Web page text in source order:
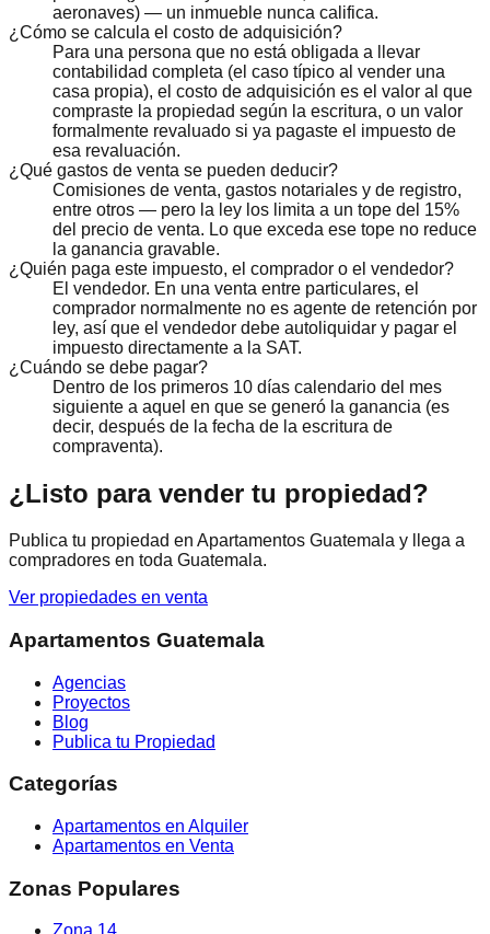
aeronaves) — un inmueble nunca califica.
¿Cómo se calcula el costo de adquisición?
Para una persona que no está obligada a llevar
contabilidad completa (el caso típico al vender una
casa propia), el costo de adquisición es el valor al que
compraste la propiedad según la escritura, o un valor
formalmente revaluado si ya pagaste el impuesto de
esa revaluación.
¿Qué gastos de venta se pueden deducir?
Comisiones de venta, gastos notariales y de registro,
entre otros — pero la ley los limita a un tope del 15%
del precio de venta. Lo que exceda ese tope no reduce
la ganancia gravable.
¿Quién paga este impuesto, el comprador o el vendedor?
El vendedor. En una venta entre particulares, el
comprador normalmente no es agente de retención por
ley, así que el vendedor debe autoliquidar y pagar el
impuesto directamente a la SAT.
¿Cuándo se debe pagar?
Dentro de los primeros 10 días calendario del mes
siguiente a aquel en que se generó la ganancia (es
decir, después de la fecha de la escritura de
compraventa).
¿Listo para vender tu propiedad?
Publica tu propiedad en Apartamentos Guatemala y llega a
compradores en toda Guatemala.
Ver propiedades en venta
Apartamentos Guatemala
Agencias
Proyectos
Blog
Publica tu Propiedad
Categorías
Apartamentos en Alquiler
Apartamentos en Venta
Zonas Populares